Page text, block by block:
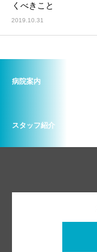
くべきこと
2019.10.31
病院案内
スタッフ紹介